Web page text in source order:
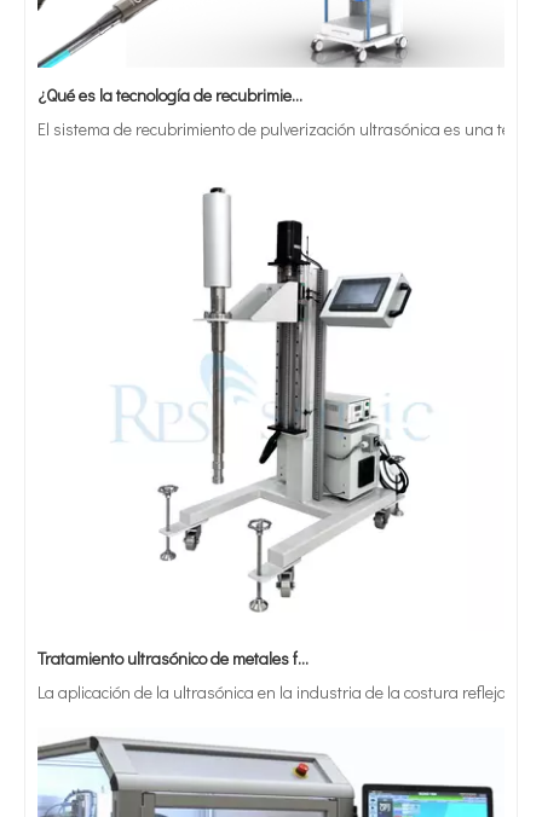
¿Qué es la tecnología de recubrimiento por pulverización ultrasónica de endoscopio semiconductor?
El sistema de recubrimiento de pulverización ultrasónica es una
La aplicación de la ultrasónica en la industria de la costura refleja